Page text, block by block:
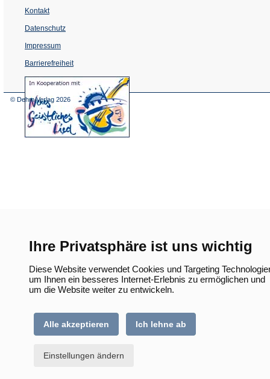
Ihre Privatsphäre ist uns wichtig
Diese Website verwendet Cookies und Targeting
um Ihnen ein besseres Internet-Erlebnis zu ermöglichen und
um die Website weiter zu entwickeln.
Alle akzeptieren Ich lehne ab
Einstellungen ändern
Kontakt
Datenschutz
Impressum
Barrierefreiheit
(Öffnet
in
© Dehm Verlag 2026